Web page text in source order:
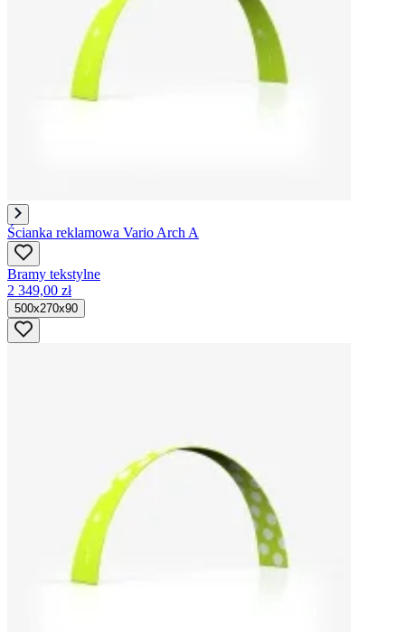
Ścianka reklamowa Vario Arch A
Bramy tekstylne
2 349,00 zł
500x270x90